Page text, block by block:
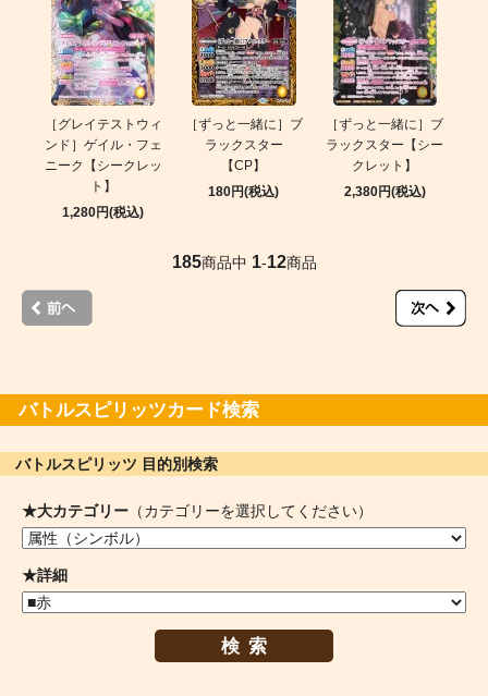
［グレイテストウィ
ンド］ゲイル・フェ
ニーク【シークレッ
ト】
1,280円(税込)
［ずっと一緒に］ブ
ラックスター
【CP】
180円(税込)
［ずっと一緒に］ブ
ラックスター【シー
クレット】
2,380円(税込)
185商品中 1-12商品
バトルスピリッツカード検索
バトルスピリッツ 目的別検索
★大カテゴリー （カテゴリーを選択してください）
★詳細
検索